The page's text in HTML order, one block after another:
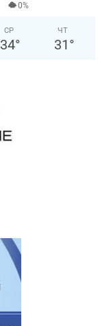
0%
СР
34°
ЧТ
31 °